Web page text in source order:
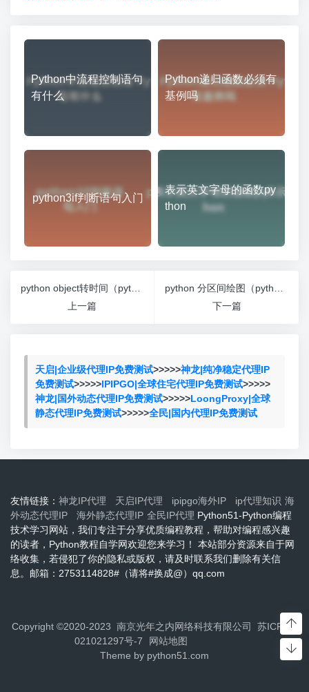
Python中流程控制语句
有什么
Python递归函数必须有
基例吗
python3if判断语句入门
表示英文字母的函数py
thon
上一篇
下一篇
天启|企业级代理IP免费测试>>>>>神龙|纯净稳定代理IP
免费测试>>>>>IPIPGO|全球住宅代理IP免费测试>>>>>
神龙|国外动态代理IP免费测试>>>>>LoongProxy|全球
静态代理IP免费测试>>>>>全民|国内代理IP免费测试
友情链接： 神龙IP代理 天启IP代理 ipipgo海外IP ip代理知识 海
外动态代理IP
海外静态代理IP 全民IP代理 Python51-Python编程
技术学习网站，我们专注于分享优质编程教程，帮助对编程感兴趣
的读者，Python教程自学网欢迎您来学习！ 本站部分资源来自于网
络收集，若侵犯了你的隐私或版权，请及时联系我们删除有关信
息。邮箱：2753114828#（请将#换成@）qq.com
Copyright ©2020-2023 南京光年之内网络科技有限公司 苏ICP备2
021021297号-7
网站地图
Theme by python51.com